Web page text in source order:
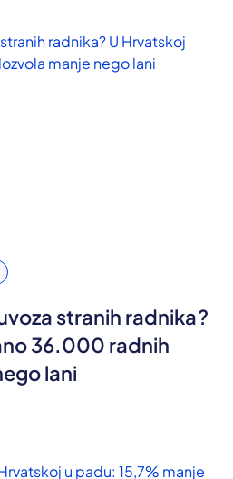
stranih radnika?
36.000 radnih
lani